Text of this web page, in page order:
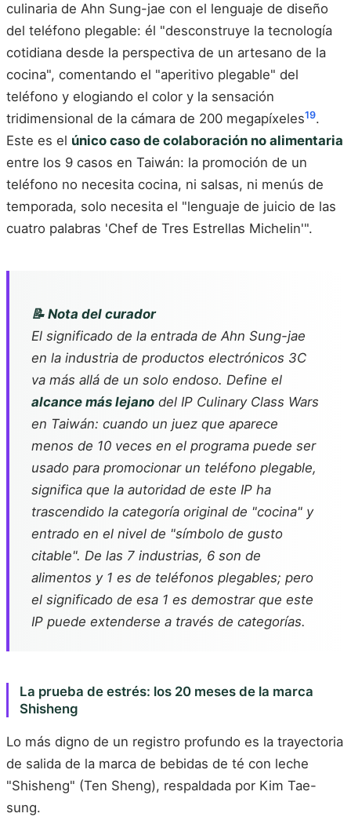
culinaria de Ahn Sung-jae con el lenguaje de diseño
del teléfono plegable: él "desconstruye la tecnología
cotidiana desde la perspectiva de un artesano de la
cocina", comentando el "aperitivo plegable" del
teléfono y elogiando el color y la sensación
tridimensional de la cámara de 200 megapíxeles19.
Este es el único caso de colaboración no alimentaria
entre los 9 casos en Taiwán: la promoción de un
teléfono no necesita cocina, ni salsas, ni menús de
temporada, solo necesita el "lenguaje de juicio de las
cuatro palabras 'Chef de Tres Estrellas Michelin'".
📝 Nota del curador
El significado de la entrada de Ahn Sung-jae
en la industria de productos electrónicos 3C
va más allá de un solo endoso. Define el
alcance más lejano del IP Culinary Class Wars
en Taiwán: cuando un juez que aparece
menos de 10 veces en el programa puede ser
usado para promocionar un teléfono plegable,
significa que la autoridad de este IP ha
trascendido la categoría original de "cocina" y
entrado en el nivel de "símbolo de gusto
citable". De las 7 industrias, 6 son de
alimentos y 1 es de teléfonos plegables; pero
el significado de esa 1 es demostrar que este
IP puede extenderse a través de categorías.
La prueba de estrés: los 20 meses de la marca
Shisheng
Lo más digno de un registro profundo es la trayectoria
de salida de la marca de bebidas de té con leche
"Shisheng" (Ten Sheng), respaldada por Kim Tae-
sung.